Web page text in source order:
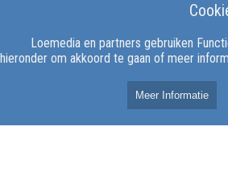
Noord-Veluwe in Wezep is weer open
week. De zaak draait voorlopig nog
niet helemaal zoals voorheen.
Loemedia en partners gebruiken
om akkoord te gaan of meer
Meer Informatie